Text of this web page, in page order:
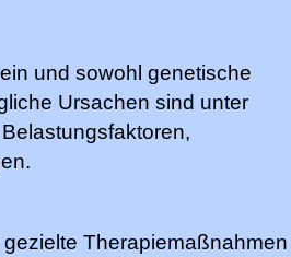
und sowohl genetische
Ursachen sind unter
Therapiemaßnahmen